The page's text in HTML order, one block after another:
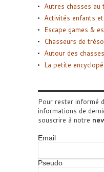
Autres chasses au
Activités enfants
Escape games &
Chasseurs de
Autour des
La petite
Pour rester informé
informations de
souscrire à notre
Email
Pseudo